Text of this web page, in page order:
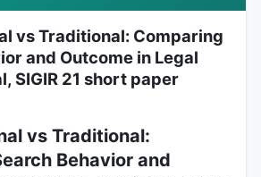
vs Traditional: Comparing
and Outcome in Legal
SIGIR 21 short paper
vs Traditional:
Behavior and